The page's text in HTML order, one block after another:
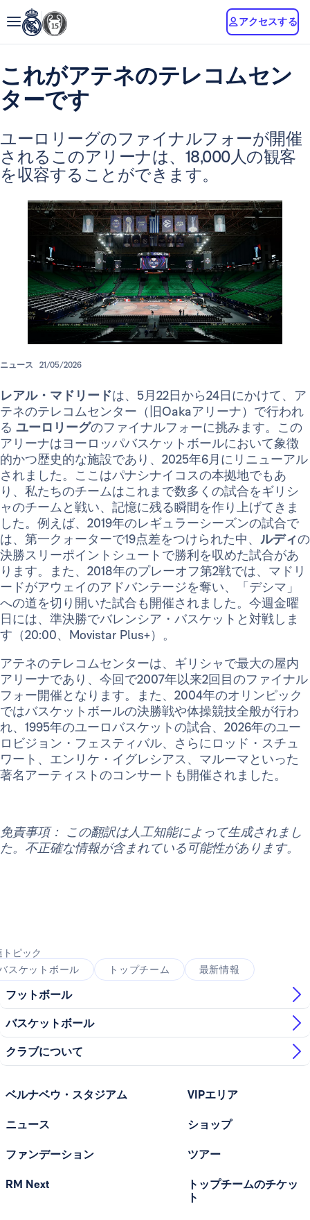
アクセスする
これがアテネのテレコムセン
ターです
ユーロリーグのファイナルフォーが開催
されるこのアリーナは、18,000人の観客
を収容することができます。
ニュース 21/05/2026
レアル・マドリードは、5月22日から24日にかけて、ア
テネのテレコムセンター（旧Oakaアリーナ）で行われ
る ユーロリーグのファイナルフォーに挑みます。この
アリーナはヨーロッパバスケットボールにおいて象徴
的かつ歴史的な施設であり、2025年6月にリニューアル
されました。ここはパナシナイコスの本拠地でもあ
り、私たちのチームはこれまで数多くの試合をギリシ
ャのチームと戦い、記憶に残る瞬間を作り上げてきま
した。例えば、2019年のレギュラーシーズンの試合で
は、第一クォーターで19点差をつけられた中、 ルディの
決勝スリーポイントシュートで勝利を収めた試合があ
ります。また、2018年のプレーオフ第2戦では、マドリ
ードがアウェイのアドバンテージを奪い、「デシマ」
への道を切り開いた試合も開催されました。今週金曜
日には、準決勝でバレンシア・バスケットと対戦しま
す（20:00、Movistar Plus+）。
アテネのテレコムセンターは、ギリシャで最大の屋内
アリーナであり、今回で2007年以来2回目のファイナル
フォー開催となります。また、2004年のオリンピック
ではバスケットボールの決勝戦や体操競技全般が行わ
れ、1995年のユーロバスケットの試合、2026年のユー
ロビジョン・フェスティバル、さらにロッド・スチュ
ワート、エンリケ・イグレシアス、マルーマといった
著名アーティストのコンサートも開催されました。
免責事項： この翻訳は人工知能によって生成されまし
た。不正確な情報が含まれている可能性があります。
トピック
スケットボール
トップチーム 最新情報
フットボール
バスケットボール
クラブについて
ベルナベウ・スタジアム
ニュース
ファンデーション
RM Next
VIPエリア
ショップ
ツアー
トップチームのチケッ
ト